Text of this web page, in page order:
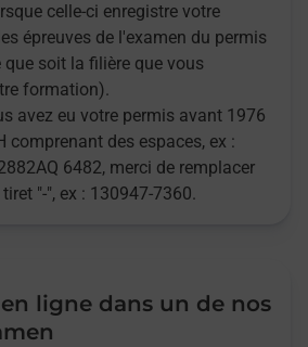
celle-ci enregistre votre
épreuves de l'examen du permis
que soit la filière que vous
formation).
avez eu votre permis avant 1976
comprenant des espaces, ex :
6482, merci de remplacer
"-", ex : 130947-7360.
ligne dans un de nos